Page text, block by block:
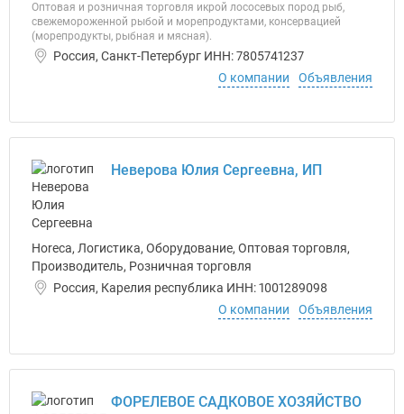
Оптовая и розничная торговля икрой лососевых пород рыб,
свежемороженной рыбой и морепродуктами, консервацией
(морепродукты, рыбная и мясная).
Россия, Санкт-Петербург ИНН: 7805741237
О компании
Объявления
Неверова Юлия Сергеевна, ИП
Horeca, Логистика, Оборудование, Оптовая торговля,
Производитель, Розничная торговля
Россия, Карелия республика ИНН: 1001289098
О компании
Объявления
ФОРЕЛЕВОЕ САДКОВОЕ ХОЗЯЙСТВО